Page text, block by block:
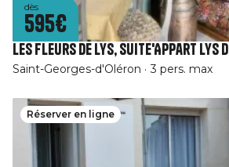
dès
595€
Les Fleurs De Lys, Suite'Appart Lys
Saint-Georges-d'Oléron 3 pers. max
Réserver en ligne